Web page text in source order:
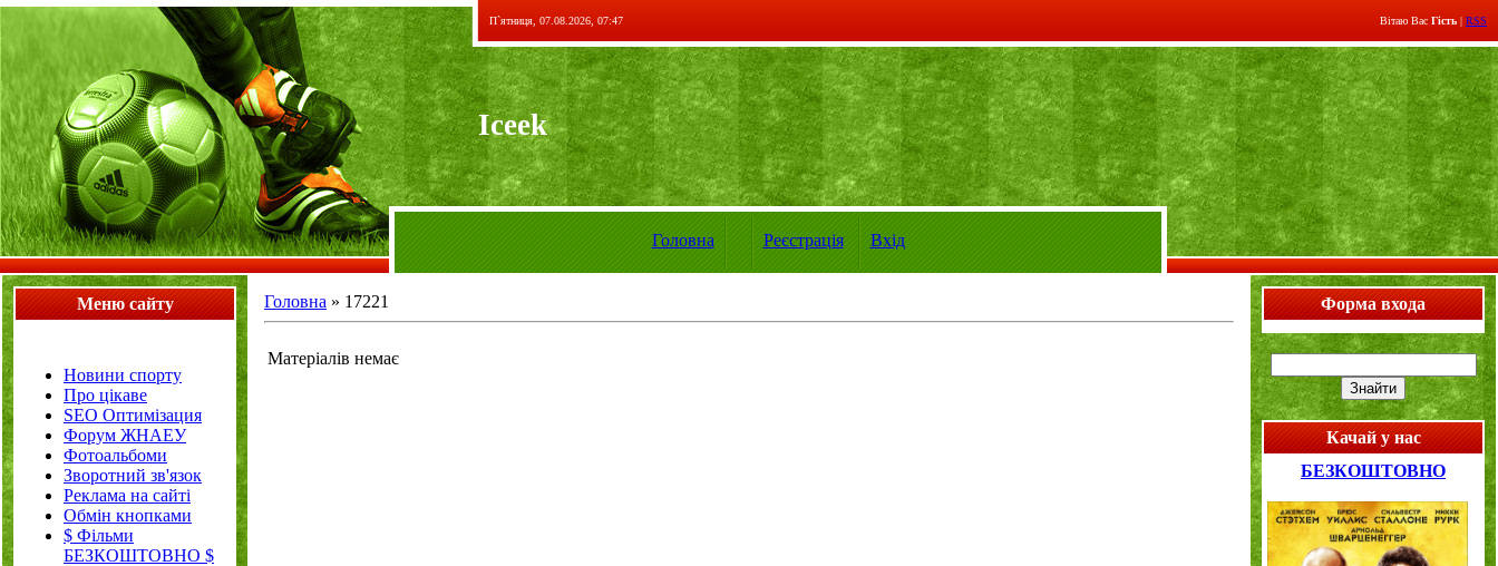
П`ятниця, 07.08.2026, 07:47 Вітаю Вас Гість | RSS
Iceek
Головна Реєстрація Вхід
Меню сайту
Новини спорту
Про цікаве
SEO Оптимізация
Форум ЖНАЕУ
Фотоальбоми
Зворотний зв'язок
Реклама на сайті
Обмін кнопками
$ Фільми
БЕЗКОШТОВНО $
Головна » 17221
Матеріалів немає
Форма входа
Качай у нас
БЕЗКОШТОВНО